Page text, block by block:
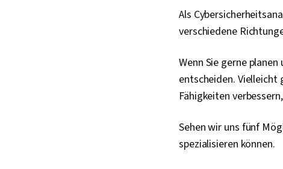
Als
verschiedene
Wenn Sie gerne
entscheiden. Vielleicht
Fähigkeiten
Sehen wir uns fünf
spezialisieren können.